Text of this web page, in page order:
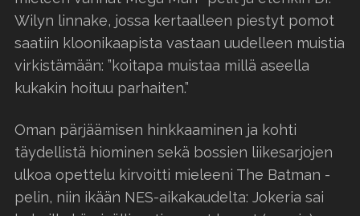
Wilyn linnake, jossa kertaalleen piestyt pomot
saatiin kloonikaapista vastaan uudelleen muistia
virkistämään: ”koitapa muistaa millä aseella
kukakin hoituu parhaiten.”
Oman pärjäämisen hinkkaaminen ja kohti
täydellistä hiominen sekä bossien liikesarjojen
ulkoa opettelu kirvoitti mieleeni The Batman -
pelin, niin ikään NES-aikakaudelta: Jokeria sai